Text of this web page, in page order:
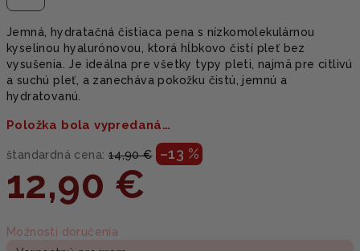
Jemná, hydratačná čistiaca pena s nízkomolekulárnou
kyselinou hyalurónovou, ktorá hĺbkovo čistí pleť bez
vysušenia. Je ideálna pre všetky typy pleti, najmä pre citlivú
a suchú pleť, a zanecháva pokožku čistú, jemnú a
hydratovanú.
Položka bola vypredaná…
štandardná cena: 14,90 € –13 %
12,90 €
cena:
Možnosti doručenia